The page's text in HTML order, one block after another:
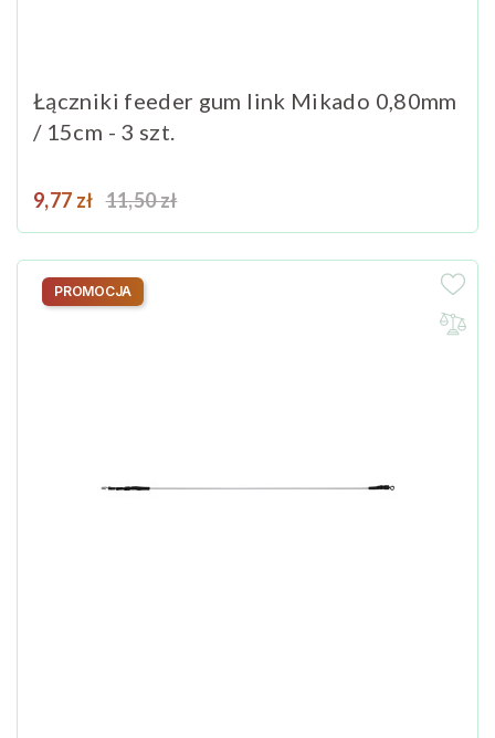
Łączniki feeder gum link Mikado 0,80mm
/ 15cm - 3 szt.
Cena
9,77 zł Cena podstawowa
11,50 zł
PROMOCJA